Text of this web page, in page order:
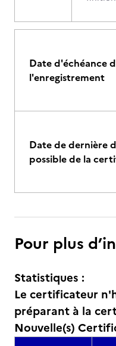
Date d'échéance
l'enregistrement
Date de dernière
possible de la
Pour plus
Statistiques :
Le certificateur
préparant à la
Nouvelle(s)